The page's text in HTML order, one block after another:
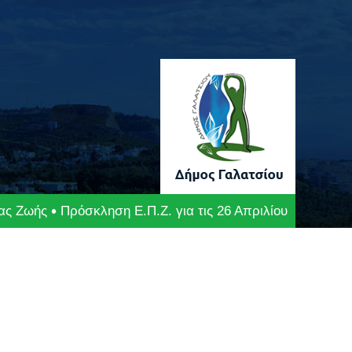
Ζωής Πρόσκληση Ε.Π.Ζ. για τις 26 Απριλίου